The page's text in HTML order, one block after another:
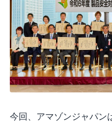
今回、アマゾンジャパン